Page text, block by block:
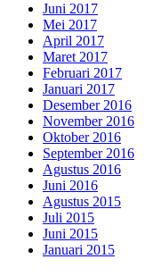
Juni 2017
Mei 2017
April 2017
Maret 2017
Februari 2017
Januari 2017
Desember 2016
November 2016
Oktober 2016
September 2016
Agustus 2016
Juni 2016
Agustus 2015
Juli 2015
Juni 2015
Januari 2015